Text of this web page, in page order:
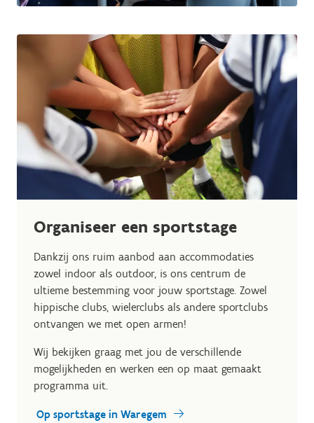
Organiseer een sportstage
Dankzij ons ruim aanbod aan accommodaties
zowel indoor als outdoor, is ons centrum de
ultieme bestemming voor jouw sportstage. Zowel
hippische clubs, wielerclubs als andere sportclubs
ontvangen we met open armen!
Wij bekijken graag met jou de verschillende
mogelijkheden en werken een op maat gemaakt
programma uit.
Op sportstage in Waregem